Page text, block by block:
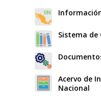
Sistema
Acervo de
Nacional